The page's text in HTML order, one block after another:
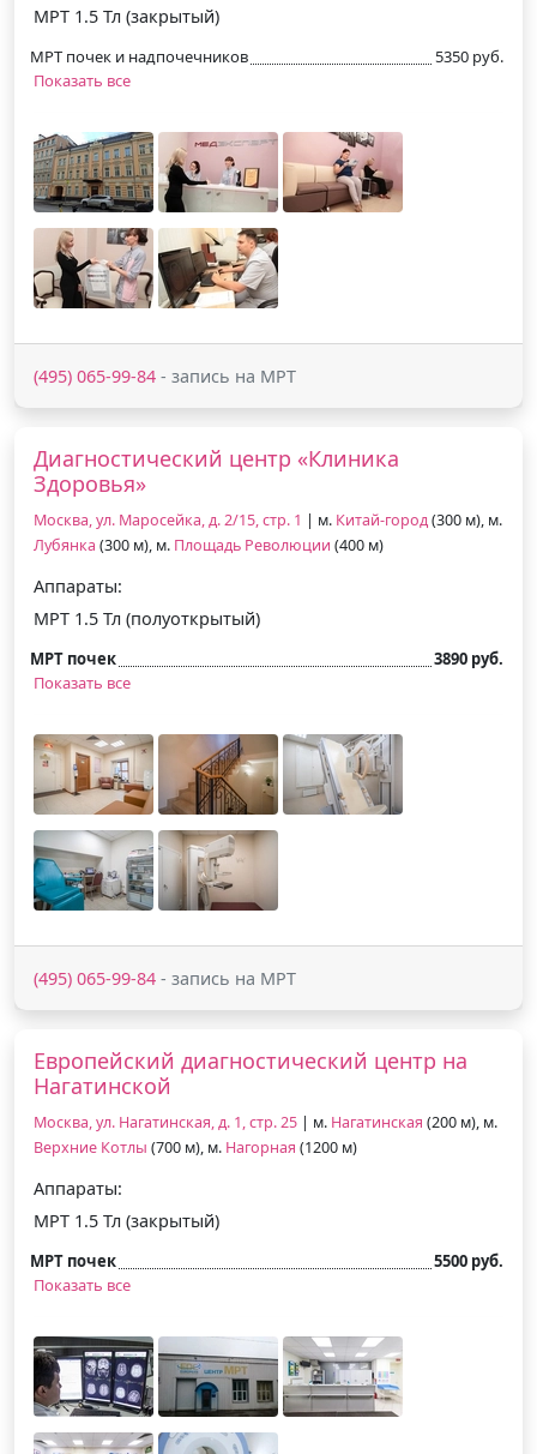
МРТ 1.5 Тл (закрытый)
МРТ почек и надпочечников
5350 руб.
Показать все
(495) 065-99-84 - запись на МРТ
Диагностический центр «Клиника
Здоровья»
Москва, ул. Маросейка, д. 2/15, стр. 1 | м. Китай-город(300 м), м.
Лубянка (300 м), м. Площадь Революции (400 м)
Аппараты:
МРТ 1.5 Тл (полуоткрытый)
МРТ почек
3890 руб.
Показать все
(495) 065-99-84 - запись на МРТ
Европейский диагностический центр на
Нагатинской
Москва, ул. Нагатинская, д. 1, стр. 25 | м. Нагатинская (200 м), м.
Верхние Котлы (700 м), м. Нагорная (1200 м)
Аппараты:
МРТ 1.5 Тл (закрытый)
МРТ почек
5500 руб.
Показать все